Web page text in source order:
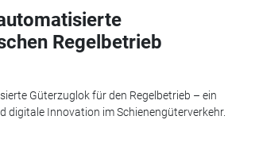
Regelbetrieb
Güterzuglok für den Regelbetrieb – ein
Innovation im Schienengüterverkehr.